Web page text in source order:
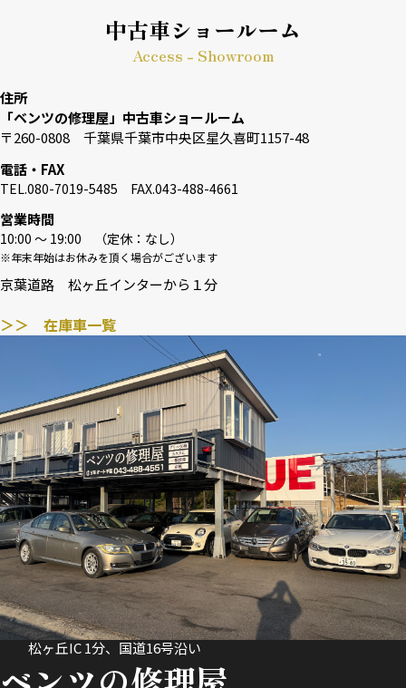
中古車ショールーム
Access - Showroom
住所
「ベンツの修理屋」中古車ショールーム
〒260-0808 千葉県千葉市中央区星久喜町1157-48
電話・FAX
TEL.080-7019-5485 FAX.043-488-4661
営業時間
10:00 〜 19:00 （定休：なし）
※年末年始はお休みを頂く場合がございます
京葉道路 松ヶ丘インターから１分
＞＞ 在庫車一覧
松ヶ丘IC 1分、国道16号沿い